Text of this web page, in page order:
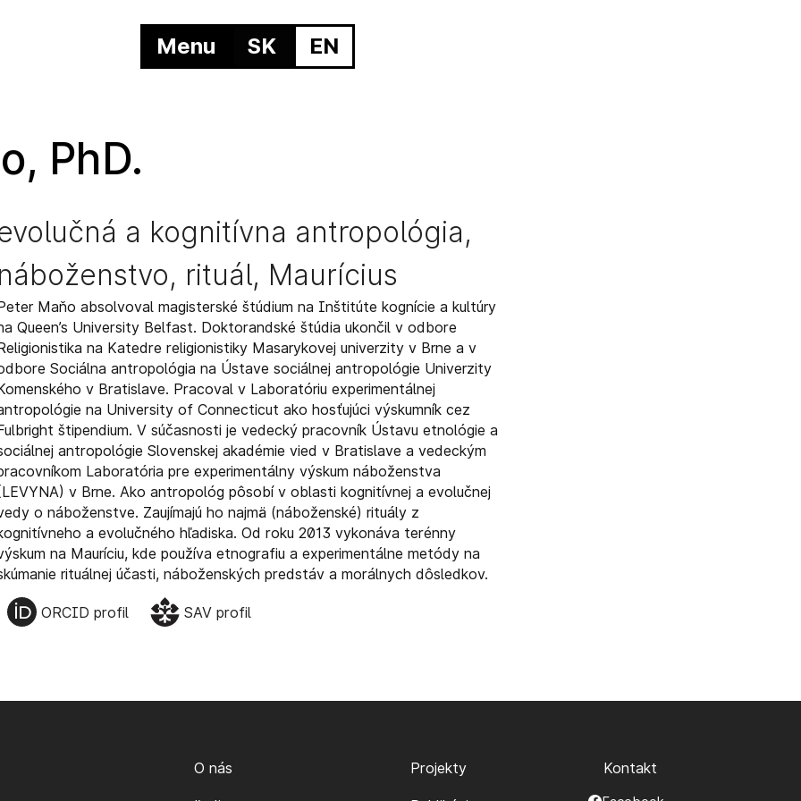
Menu SK EN
PhD.
a kognitívna antropológia,
náboženstvo, rituál, Maurícius
Maňo absolvoval magisterské štúdium na Inštitúte kognície a kultúry
Queen’s University Belfast. Doktorandské štúdia ukončil v odbore
na Katedre religionistiky Masarykovej univerzity v Brne a v
Sociálna antropológia na Ústave sociálnej antropológie Univerzity
v Bratislave. Pracoval v Laboratóriu experimentálnej
na University of Connecticut ako hosťujúci výskumník cez
štipendium. V súčasnosti je vedecký pracovník Ústavu etnológie a
antropológie Slovenskej akadémie vied v Bratislave a vedeckým
Laboratória pre experimentálny výskum náboženstva
v Brne. Ako antropológ pôsobí v oblasti kognitívnej a evolučnej
o náboženstve. Zaujímajú ho najmä (náboženské) rituály z
a evolučného hľadiska. Od roku 2013 vykonáva terénny
na Mauríciu, kde používa etnografiu a experimentálne metódy na
rituálnej účasti, náboženských predstáv a morálnych dôsledkov.
ORCID profil SAV profil
O nás Projekty Kontakt